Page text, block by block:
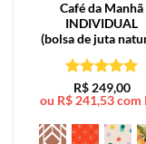
Café da Manhã
INDIVIDUAL
(bolsa de juta
Avaliação5
de 5
R$249,00
ou R$ 241,53com